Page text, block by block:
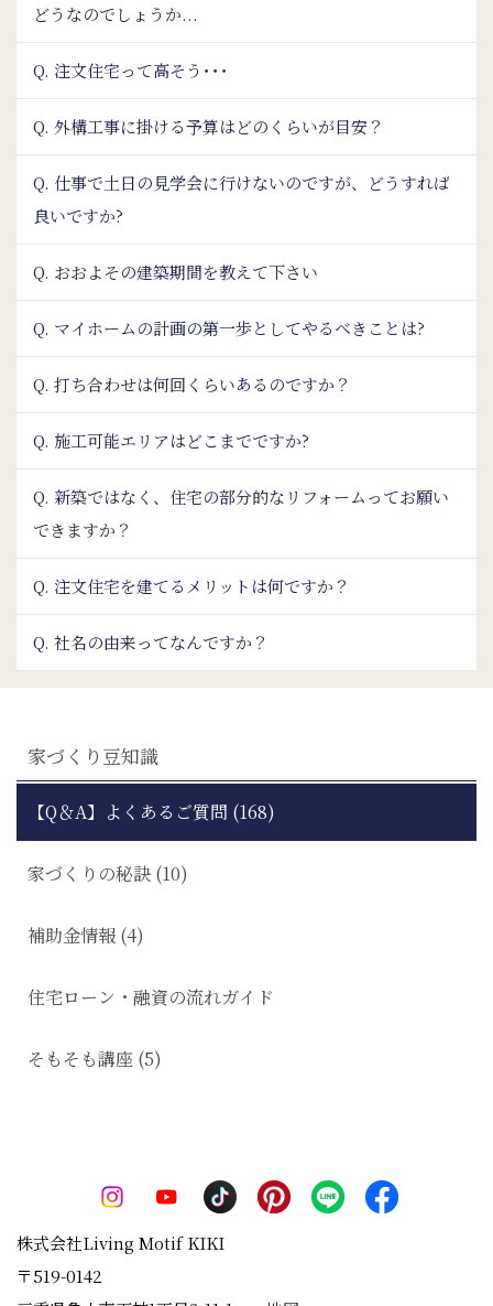
どうなのでしょうか...
Q. 注文住宅って高そう･･･
Q. 外構工事に掛ける予算はどのくらいが目安？
Q. 仕事で土日の見学会に行けないのですが、どうすれば
良いですか?
Q. おおよその建築期間を教えて下さい
Q. マイホームの計画の第一歩としてやるべきことは?
Q. 打ち合わせは何回くらいあるのですか？
Q. 施工可能エリアはどこまでですか?
Q. 新築ではなく、住宅の部分的なリフォームってお願い
できますか？
Q. 注文住宅を建てるメリットは何ですか？
Q. 社名の由来ってなんですか？
家づくり豆知識
【Q＆A】よくあるご質問 (168)
家づくりの秘訣 (10)
補助金情報 (4)
住宅ローン・融資の流れガイド
そもそも講座 (5)
株式会社Living Motif KIKI
〒519-0142